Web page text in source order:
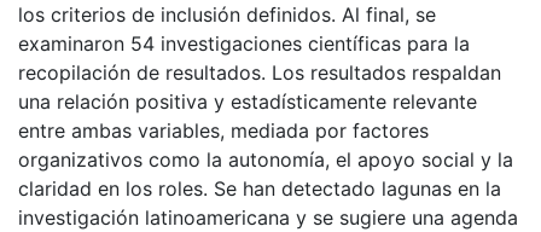
los criterios de inclusión definidos. Al final, se
examinaron 54 investigaciones científicas para la
recopilación de resultados. Los resultados respaldan
una relación positiva y estadísticamente relevante
entre ambas variables, mediada por factores
organizativos como la autonomía, el apoyo social y la
claridad en los roles. Se han detectado lagunas en la
investigación latinoamericana y se sugiere una agenda